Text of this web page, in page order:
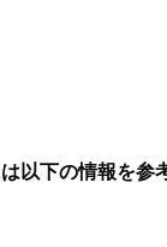
以下の情報を